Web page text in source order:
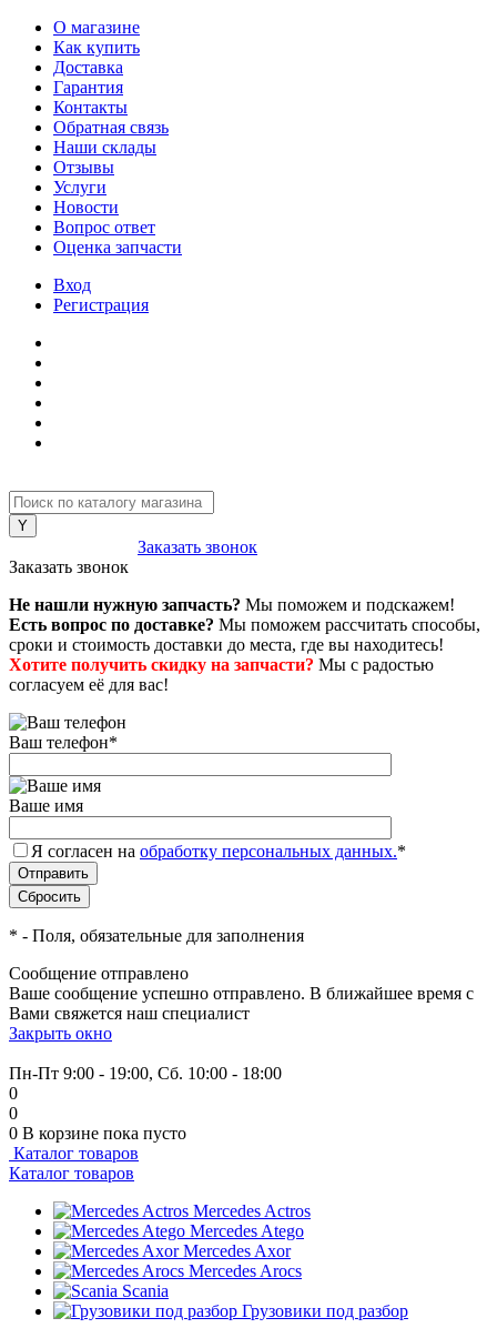
О магазине
Как купить
Доставка
Гарантия
Контакты
Обратная связь
Наши склады
Отзывы
Услуги
Новости
Вопрос ответ
Оценка запчасти
Вход
Регистрация
Заказать звонок
Заказать звонок
Не нашли нужную запчасть? Мы поможем и подскажем!
Есть вопрос по доставке? Мы поможем рассчитать способы,
сроки и стоимость доставки до места, где вы находитесь!
Хотите получить скидку на запчасти? Мы с радостью
согласуем её для вас!
Ваш телефон*
Ваше имя
Я согласен на обработку персональных данных.*
* - Поля, обязательные для заполнения
Сообщение отправлено
Ваше сообщение успешно отправлено. В ближайшее время с
Вами свяжется наш специалист
Закрыть окно
Пн-Пт 9:00 - 19:00, Сб. 10:00 - 18:00
0
0
0 В корзине пока пусто
Каталог товаров
Каталог товаров
Mercedes Actros
Mercedes Atego
Mercedes Axor
Mercedes Arocs
Scania
Грузовики под разбор